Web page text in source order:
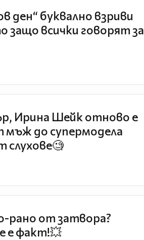
ден“ буквално взриви
защо всички говорят за
Ирина Шейк отново е
мъж до супермодела
слухове🧐
рано от затвора?
е факт!💥